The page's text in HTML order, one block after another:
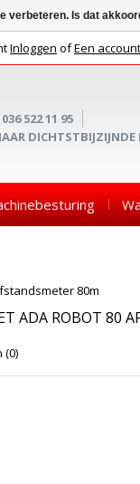
Inloggen ofEen
522 11 95
DICHTSTBIJZIJNDE
80m
ADA ROBOT 80
(0)
verbeteren. Is dat